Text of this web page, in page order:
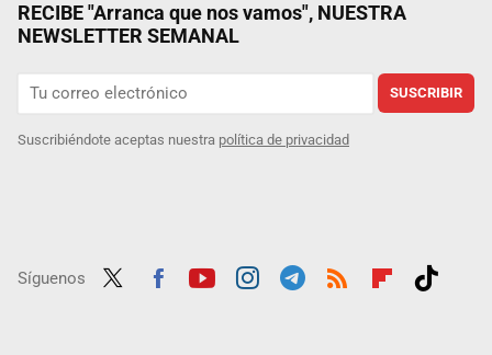
RECIBE "Arranca que nos vamos", NUESTRA
NEWSLETTER SEMANAL
SUSCRIBIR
Suscribiéndote aceptas nuestra política de privacidad
Síguenos